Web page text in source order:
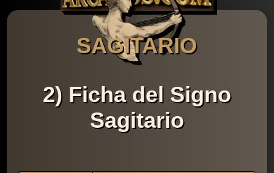
SAGITARIO
2) Ficha del Signo
Sagitario